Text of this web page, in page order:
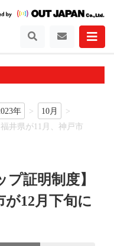
年
10月
井県が11月、神戸市
プ証明制度】
が12月下旬に